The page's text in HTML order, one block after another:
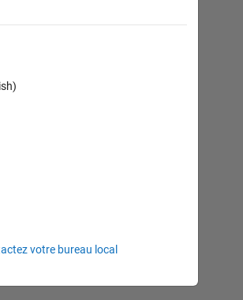
system Ax=B
A(i,i);
votre bureau local